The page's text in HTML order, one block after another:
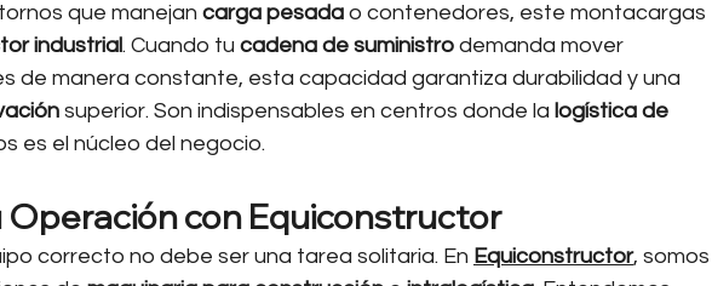
que manejan carga pesada o contenedores, este montacargas
industrial. Cuando tu cadena de suministro demanda mover
de manera constante, esta capacidad garantiza durabilidad y una
superior. Son indispensables en centros donde la logística de
es el núcleo del negocio.
Operación con Equiconstructor
correcto no debe ser una tarea solitaria. En Equiconstructor, somos